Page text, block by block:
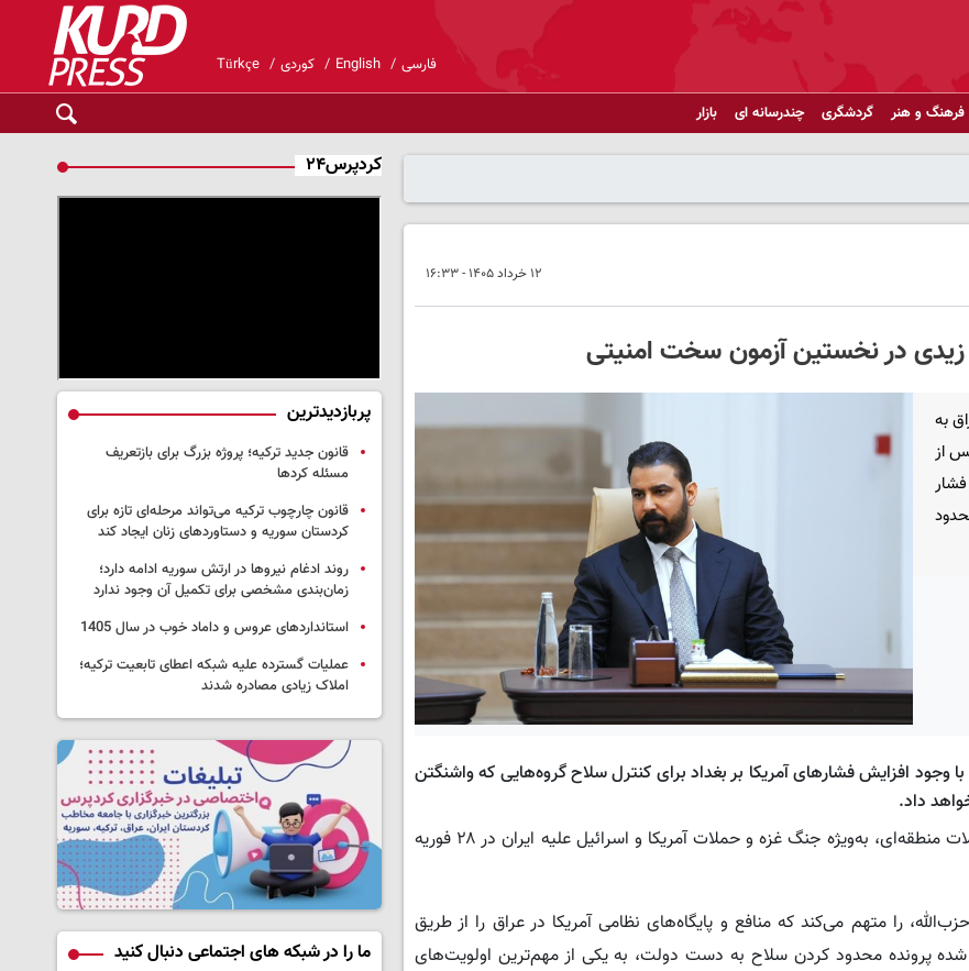
فارسی English کوردی Türkçe
فرهنگ و هنر گردشگری چندرسانه ای بازار
۱۲ خرداد ۱۴۰۵ - ۱۶:۳۳
در نخستین آزمون سخت امنیتی
به
از
وجود افزایش فشارهای آمریکا بر بغداد برای کنترل سلاح گروه‌هایی که واشنگتن
داد.
خندان نوشت: این موضع‌گیری در شرایطی مطرح می‌شود که تحولات منطقه‌ای، به‌ویژه جنگ غزه و حملات آمریکا و اسرائیل علیه ایران در ۲۸ فوریه
را متهم می‌کند که منافع و پایگاه‌های نظامی آمریکا در عراق را از طریق
پرونده محدود کردن سلاح به دست دولت، به یکی از مهم‌ترین اولویت‌های
کردپرس۲۴
پربازدیدترین
قانون جدید ترکیه؛ پروژه بزرگ‌ برای بازتعریف
مسئله کردها
قانون چارچوب ترکیه می‌تواند مرحله‌ای تازه برای
کردستان سوریه و دستاوردهای زنان ایجاد کند
روند ادغام نیروها در ارتش سوریه ادامه دارد؛
زمان‌بندی مشخصی برای تکمیل آن وجود ندارد
استانداردهای عروس و داماد خوب در سال 1405
عملیات گسترده علیه شبکه اعطای تابعیت ترکیه؛
املاک زیادی مصادره شدند
ما را در شبکه های اجتماعی دنبال کنید